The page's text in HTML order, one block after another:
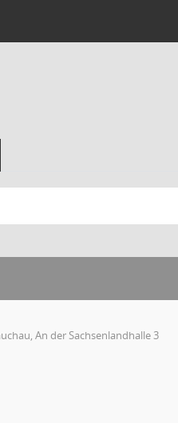
An der Sachsenlandhalle 3